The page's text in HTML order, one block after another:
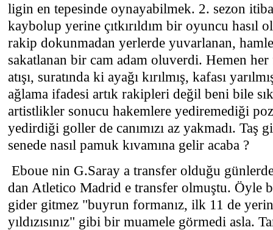
ligin en tepesinde oynayabilmek. 2. sezon
kaybolup yerine çıtkırıldım bir oyuncu hasıl
rakip dokunmadan yerlerde yuvarlanan,
sakatlanan bir cam adam oluverdi. Hemen
atışı, suratında ki ayağı kırılmış, kafası
ağlama ifadesi artık rakipleri değil beni bile
artistlikler sonucu hakemlere yediremediği
yedirdiği goller de canımızı az yakmadı.
senede nasıl pamuk kıvamına gelir acaba ?
Eboue nin G.Saray a transfer olduğu
dan Atletico Madrid e transfer olmuştu. Öyle
gider gitmez "buyrun formanız, ilk 11 de
yıldızısınız" gibi bir muamele görmedi asla.